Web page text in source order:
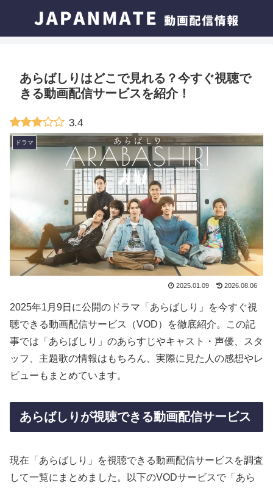
あらばしりはどこで見れる？今すぐ視聴で
きる動画配信サービスを紹介！
3.4
ドラマ
2025.01.09 2026.08.06
2025年1月9日に公開のドラマ「あらばしり」を今すぐ視
聴できる動画配信サービス（VOD）を徹底紹介。この記
事では「あらばしり」のあらすじやキャスト・声優、スタ
ッフ、主題歌の情報はもちろん、実際に見た人の感想やレ
ビューもまとめています。
あらばしりが視聴できる動画配信サービス
現在「あらばしり」を視聴できる動画配信サービスを調査
して一覧にまとめました。以下のVODサービスで「あら